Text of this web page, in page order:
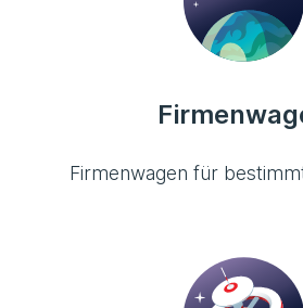
Firmenwagen für